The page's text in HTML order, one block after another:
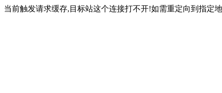
当前触发请求缓存,目标站这个连接打不开!如需重定向到指定